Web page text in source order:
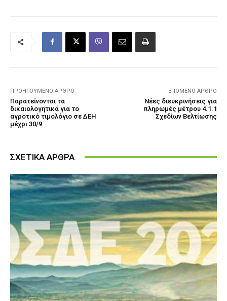
ΠΡΟΗΓΟΎΜΕΝΟ ΆΡΘΡΟ
Παρατείνονται τα
δικαιολογητικά για το
αγροτικό τιμολόγιο σε ΔΕΗ
μέχρι 30/9
ΕΠΌΜΕΝΟ ΆΡΘΡΟ
Νέες διευκρινήσεις για
πληρωμές μέτρου 4.1.1
Σχεδίων Βελτίωσης
ΣΧΕΤΙΚΑ ΑΡΘΡΑ